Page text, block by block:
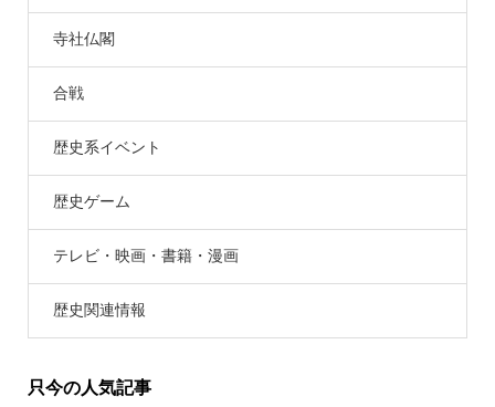
寺社仏閣
合戦
歴史系イベント
歴史ゲーム
テレビ・映画・書籍・漫画
歴史関連情報
只今の人気記事